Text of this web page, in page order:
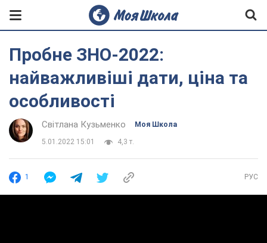
Пробне ЗНО-2022:
найважливіші дати, ціна та
особливості
Світлана Кузьменко Моя Школа
5.01.2022 15:01 4,3 т.
1 РУС